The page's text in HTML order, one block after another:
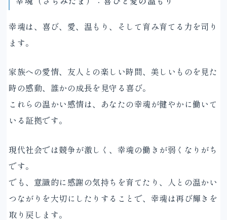
幸魂は、喜び、愛、温もり、そして育み育てる力を司り
ます。
家族への愛情、友人との楽しい時間、美しいものを見た
時の感動、誰かの成長を見守る喜び。
これらの温かい感情は、あなたの幸魂が健やかに働いて
いる証拠です。
現代社会では競争が激しく、幸魂の働きが弱くなりがち
です。
でも、意識的に感謝の気持ちを育てたり、人との温かい
つながりを大切にしたりすることで、幸魂は再び輝きを
取り戻します。